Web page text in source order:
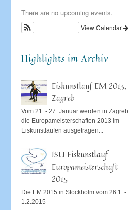
There are no upcoming events.
View Calendar
Highlights im Archiv
Eiskunstlauf EM 2013,
Zagreb
Vom 21. - 27. Januar werden in Zagreb
die Europameisterschaften 2013 im
Eiskunstlaufen ausgetragen...
ISU Eiskunstlauf
Europameisterschaft
2015
Die EM 2015 in Stockholm vom 26.1. -
1.2.2015